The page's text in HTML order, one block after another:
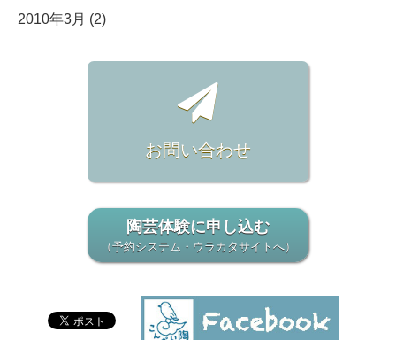
2010年3月 (2)
お問い合わせ
陶芸体験に申し込む
（予約システム・ウラカタサイトへ）